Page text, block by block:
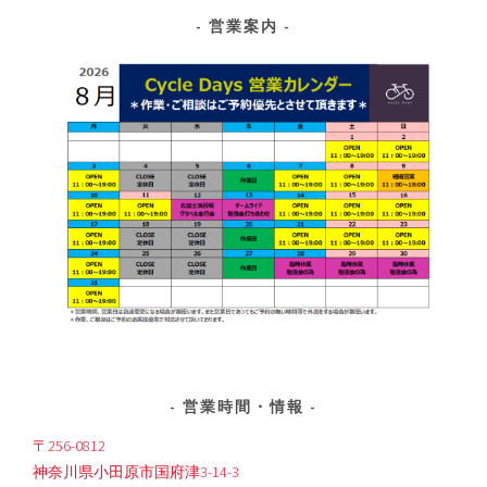
営業案内
営業時間・情報
〒256-0812
神奈川県小田原市国府津3-14-3